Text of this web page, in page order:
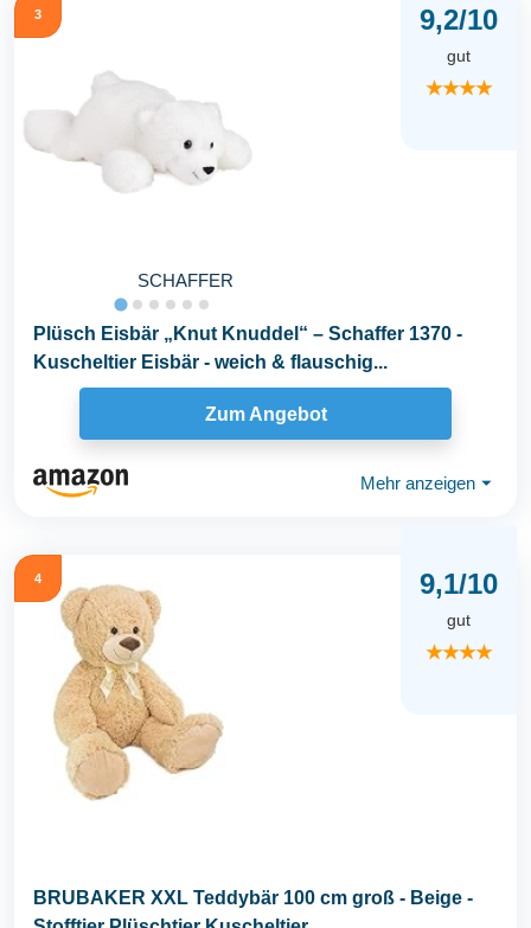
3
SCHAFFER
9,2/10
gut
★★★★
Plüsch Eisbär „Knut Knuddel“ – Schaffer 1370 -
Kuscheltier Eisbär - weich & flauschig...
Zum Angebot
Mehr anzeigen ⏷
4 9,1/10
gut
★★★★
BRUBAKER XXL Teddybär 100 cm groß - Beige -